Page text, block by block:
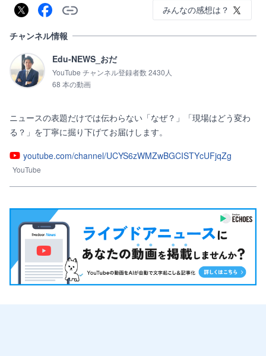
みんなの感想は？
チャンネル情報
Edu-NEWS_おだ
YouTube チャンネル登録者数 2430人
68 本の動画
ニュースの表題だけでは伝わらない「なぜ？」「現場はどう変わ
る？」を丁寧に掘り下げてお届けします。
youtube.com/channel/UCYS6zWMZwBGCISTYcUFjqZg
YouTube